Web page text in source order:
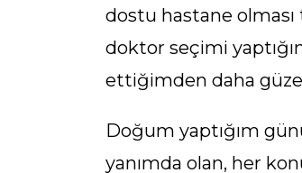
dostu hastane
doktor seçimi
ettiğimden daha
Doğum yaptığım
yanımda olan, her